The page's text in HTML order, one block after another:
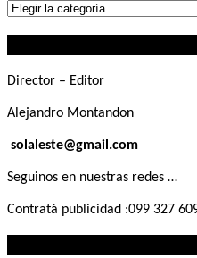
Lo
Director – Editor
Alejandro Montandon
solaleste@gmail.com
Seguinos en nuestras redes …
Contratá publicidad :099 327